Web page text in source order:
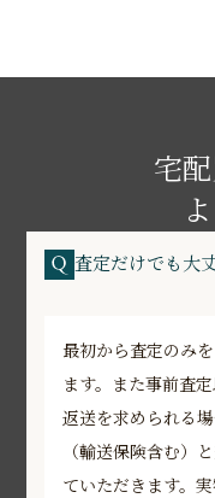
宅
査定だけでも大
最初から査定のみ
ます。また事前査
返送を求められる
（輸送保険含む）
ていただきます。